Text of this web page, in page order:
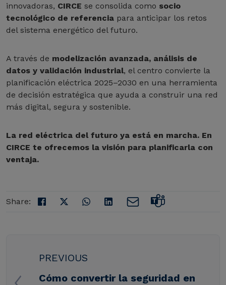
innovadoras, CIRCE se consolida como socio
tecnológico de referencia para anticipar los retos
del sistema energético del futuro.
A través de modelización avanzada, análisis de
datos y validación industrial, el centro convierte la
planificación eléctrica 2025–2030 en una herramienta
de decisión estratégica que ayuda a construir una red
más digital, segura y sostenible.
La red eléctrica del futuro ya está en marcha. En
CIRCE te ofrecemos la visión para planificarla con
ventaja.
Share:
PREVIOUS
Cómo convertir la seguridad en